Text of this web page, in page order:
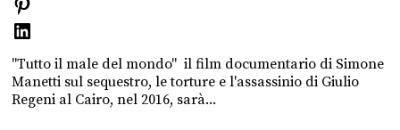
"Tutto il male del mondo" il film documentario di Simone
Manetti sul sequestro, le torture e l'assassinio di Giulio
Regeni al Cairo, nel 2016, sarà...